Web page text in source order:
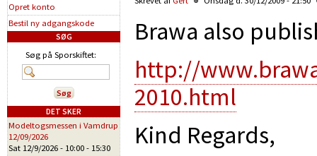
Brawa also
http://
2010.html
Kind Regards,
Opret konto
Bestil ny adgangskode
SØG
Søg på Sporskiftet:
DET SKER
Modeltogsmessen i Vamdrup
12/09/2026
Sat 12/9/2026 - 10:00 - 15:30